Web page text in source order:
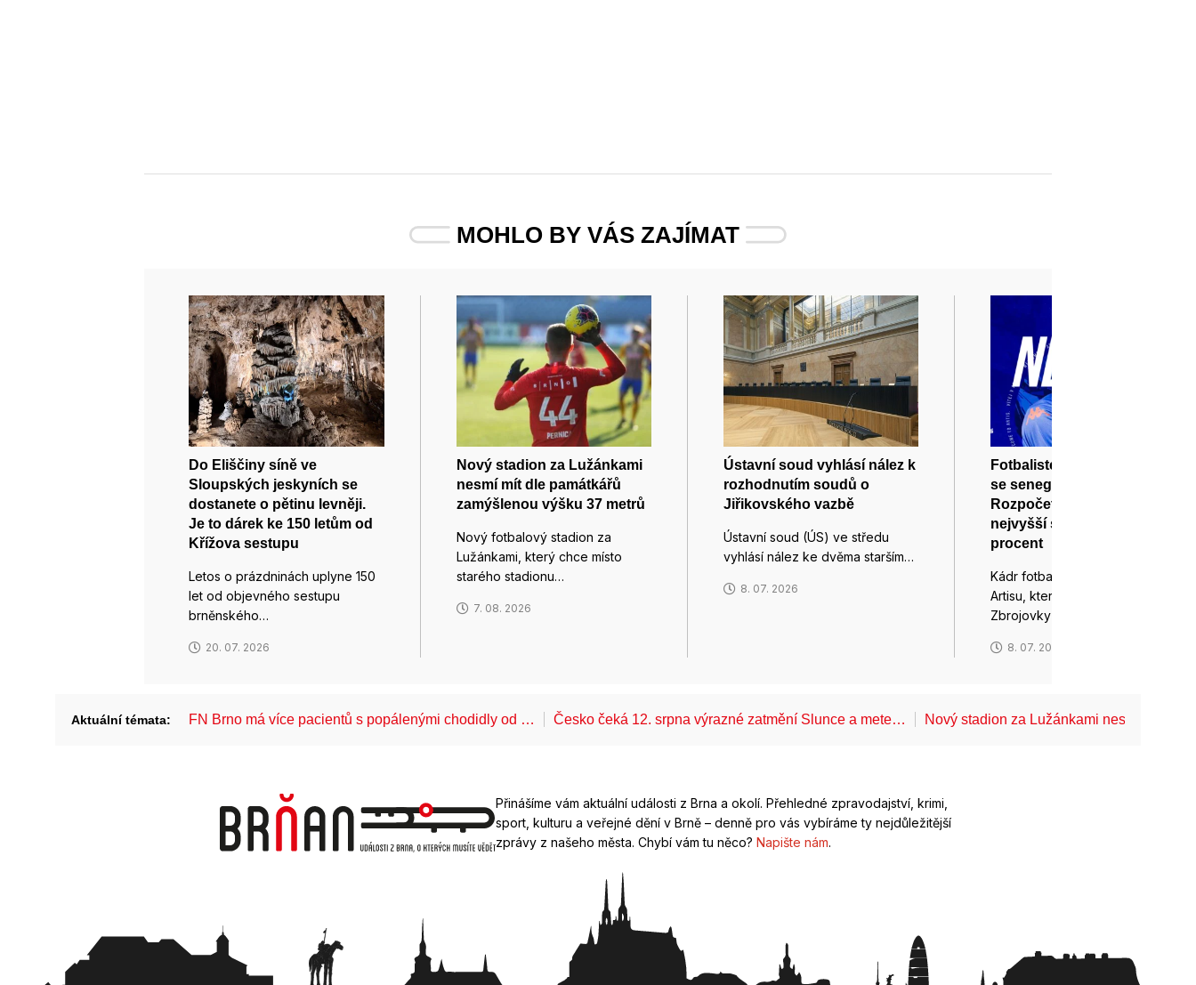
MOHLO BY VÁS ZAJÍMAT
Do Eliščiny síně ve
Sloupských jeskyních se
dostanete o pětinu levněji.
Je to dárek ke 150 letům od
Křížova sestupu
Letos o prázdninách uplyne 150
let od objevného sestupu
brněnského…
20. 07. 2026
Nový stadion za Lužánkami
nesmí mít dle památkářů
zamýšlenou výšku 37 metrů
Nový fotbalový stadion za
Lužánkami, který chce místo
starého stadionu…
7. 08. 2026
Ústavní soud vyhlásí nález k
rozhodnutím soudů o
Jiřikovského vazbě
Ústavní soud (ÚS) ve středu
vyhlásí nález ke dvěma starším…
8. 07. 2026
Fotbalisté Artisu míří do ligy
se senegalským hrotem.
Rozpočet klubu se kvůli
nejvyšší soutěži zvýší o 40
procent
Kádr fotbalistů brněnského
Artisu, který bude vedle
Zbrojovky hrát nejvyšší…
8. 07. 2026
Aktuální témata: FN Brno má více pacientů s popálenými chodidly od … Česko čeká 12. srpna výrazné zatmění Slunce a mete… Nový stadion za Lužánkami nesmí mít dle
Přinášíme vám aktuální události z Brna a okolí. Přehledné zpravodajství, krimi,
sport, kulturu a veřejné dění v Brně – denně pro vás vybíráme ty nejdůležitější
zprávy z našeho města. Chybí vám tu něco? Napište nám.